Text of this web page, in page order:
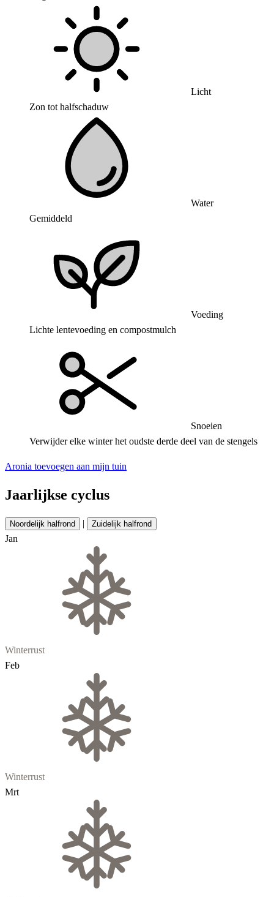
Licht
Zon tot halfschaduw
Water
Gemiddeld
Voeding
Lichte lentevoeding en compostmulch
Snoeien
Verwijder elke winter het oudste derde deel van de stengels
Aronia toevoegen aan mijn tuin
Jaarlijkse cyclus
Noordelijk halfrond | Zuidelijk halfrond
Jan
Winterrust
Feb
Winterrust
Mrt